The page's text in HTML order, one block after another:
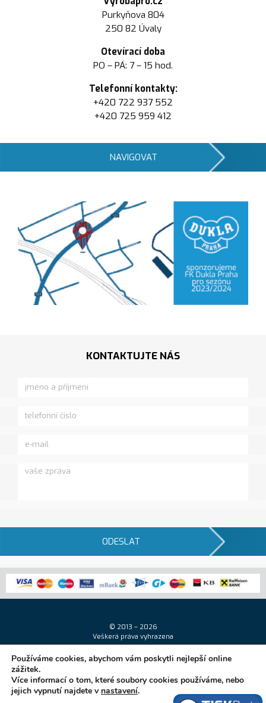
Purkyňova 804
250 82 Úvaly
Otevírací doba
PO – PÁ: 7 – 15 hod.
Telefonní kontakty:
+420 722 937 552
+420 725 959 412
NAVIGOVAT
KONTAKTUJTE NÁS
ODESLAT
© 2013 – 2026
Veškerá práva vyhrazena
Používáme cookies, abychom vám poskytli nejlepší online
zážitek.
Více informací o tom, které soubory cookies používáme, nebo
jejich vypnutí najdete v nastavení.